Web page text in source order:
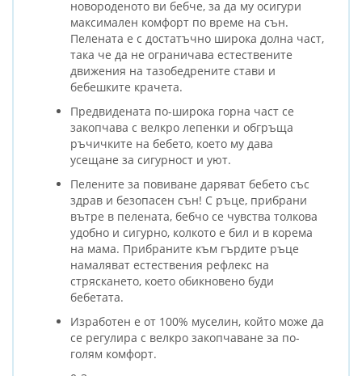
новороденото ви бебче, за да му осигури
максимален комфорт по време на сън.
Пелената е с достатъчно широка долна част,
така че да не ограничава естествените
движения на тазобедрените стави и
бебешките крачета.
Предвидената по-широка горна част се
закопчава с велкро лепенки и обгръща
ръчичките на бебето, което му дава
усещане за сигурност и уют.
Пелените за повиване даряват бебето със
здрав и безопасен сън! С ръце, прибрани
вътре в пелената, бебчо се чувства толкова
удобно и сигурно, колкото е бил и в корема
на мама. Прибраните към гърдите ръце
намаляват естествения рефлекс на
стряскането, което обикновено буди
бебетата.
Изработен е от 100% муселин, който може да
се регулира с велкро закопчаване за по-
голям комфорт.